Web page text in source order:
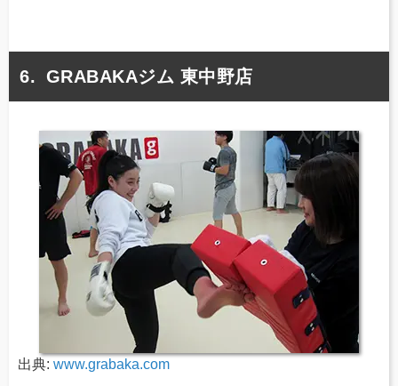
GRABAKAジム 東中野店
出典: www.grabaka.com